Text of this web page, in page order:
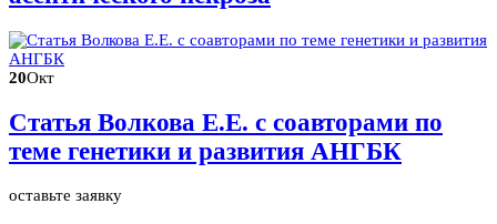
20Окт
Статья Волкова Е.Е. с соавторами по
теме генетики и развития АНГБК
оставьте заявку